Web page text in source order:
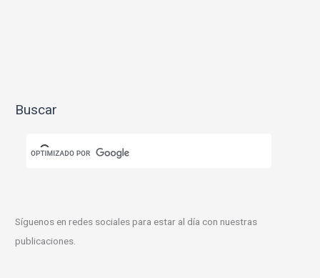
Buscar
Síguenos en redes sociales para estar al día con nuestras
publicaciones.